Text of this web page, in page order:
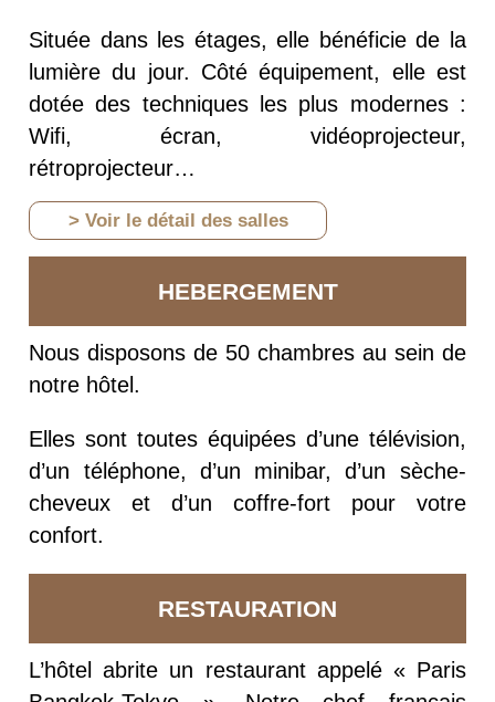
Située dans les étages, elle bénéficie de la
lumière du jour. Côté équipement, elle est
dotée des techniques les plus modernes :
Wifi, écran, vidéoprojecteur,
rétroprojecteur…
> Voir le détail des salles
HEBERGEMENT
Nous disposons de 50 chambres au sein de
notre hôtel.
Elles sont toutes équipées d’une télévision,
d’un téléphone, d’un minibar, d’un sèche-
cheveux et d’un coffre-fort pour votre
confort.
RESTAURATION
L’hôtel abrite un restaurant appelé « Paris